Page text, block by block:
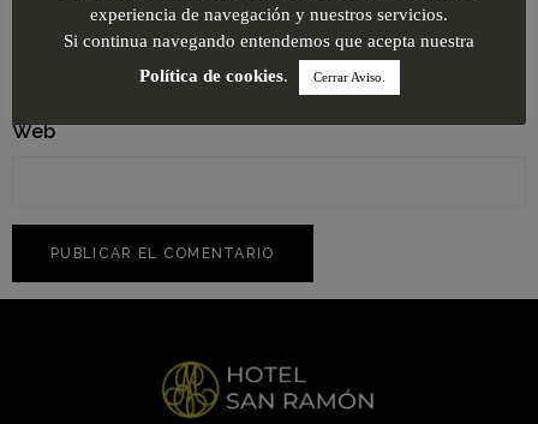
Correo electrónico*
Web
experiencia de navegación y nuestros servicios.
Si continua navegando entendemos que acepta nuestra
Política de cookies. Cerrar Aviso.